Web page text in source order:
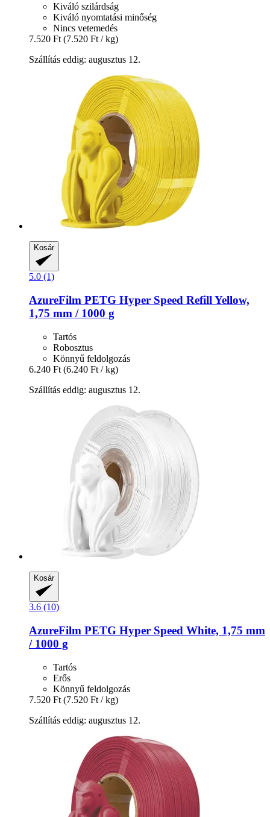
Kiváló szilárdság
Kiváló nyomtatási minőség
Nincs vetemedés
7.520 Ft (7.520 Ft / kg)
Szállítás eddig: augusztus 12.
Kosár
5.0 (1)
AzureFilm PETG Hyper Speed Refill Yellow,
1,75 mm / 1000 g
Tartós
Robosztus
Könnyű feldolgozás
6.240 Ft (6.240 Ft / kg)
Szállítás eddig: augusztus 12.
Kosár
3.6 (10)
AzureFilm PETG Hyper Speed White, 1,75 mm
/ 1000 g
Tartós
Erős
Könnyű feldolgozás
7.520 Ft (7.520 Ft / kg)
Szállítás eddig: augusztus 12.